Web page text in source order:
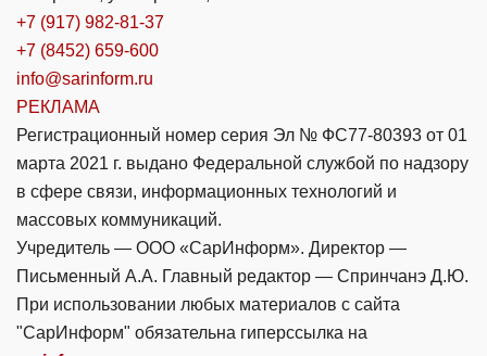
+7 (917) 982-81-37
+7 (8452) 659-600
info@sarinform.ru
РЕКЛАМА
Регистрационный номер серия Эл № ФС77-80393 от 01
марта 2021 г. выдано Федеральной службой по надзору
в сфере связи, информационных технологий и
массовых коммуникаций.
Учредитель — ООО «СарИнформ». Директор —
Письменный А.А. Главный редактор — Спринчанэ Д.Ю.
При использовании любых материалов с сайта
"СарИнформ" обязательна гиперссылка на